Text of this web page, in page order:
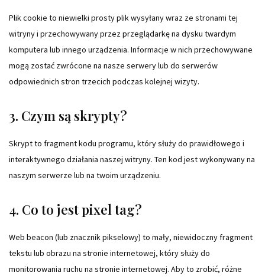
Plik cookie to niewielki prosty plik wysyłany wraz ze stronami tej
witryny i przechowywany przez przeglądarkę na dysku twardym
komputera lub innego urządzenia. Informacje w nich przechowywane
mogą zostać zwrócone na nasze serwery lub do serwerów
odpowiednich stron trzecich podczas kolejnej wizyty.
3. Czym są skrypty?
Skrypt to fragment kodu programu, który służy do prawidłowego i
interaktywnego działania naszej witryny. Ten kod jest wykonywany na
naszym serwerze lub na twoim urządzeniu.
4. Co to jest pixel tag?
Web beacon (lub znacznik pikselowy) to mały, niewidoczny fragment
tekstu lub obrazu na stronie internetowej, który służy do
monitorowania ruchu na stronie internetowej. Aby to zrobić, różne